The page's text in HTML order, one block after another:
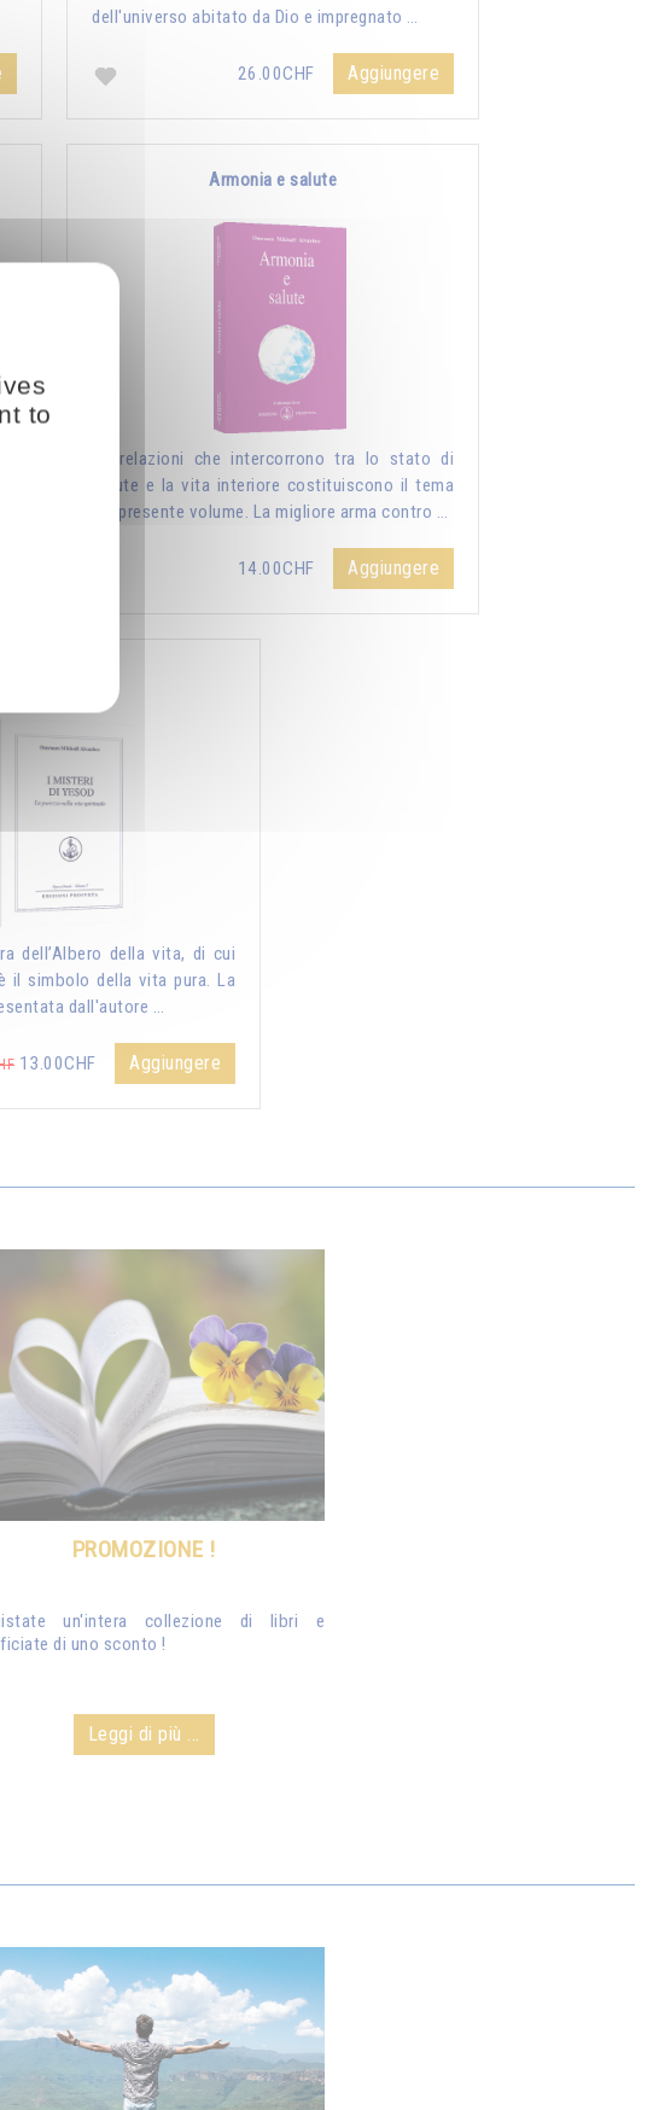
dell'universo abitato da Dio e impregnato …
26.00CHF Aggiungere
Armonia e salute
Le relazioni che intercorrono tra lo stato di
salute e la vita interiore costituiscono il tema
del presente volume. La migliore arma contro …
14.00CHF Aggiungere
dell’Albero della vita, di cui
il simbolo della vita pura. La
dall'autore …
13.00CHF Aggiungere
PROMOZIONE !
un'intera collezione di libri e
di uno sconto !
Leggi di più ...
to